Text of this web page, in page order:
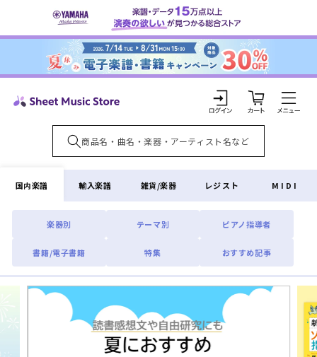
ンツに
ロ
グ
イ
ン
カ
ー
ト
国内楽譜
楽器別 テーマ別 ピアノ指導者
書籍/電子書籍 特集 おすすめ記事
輸入楽譜 雑貨/楽器 レジスト MIDI